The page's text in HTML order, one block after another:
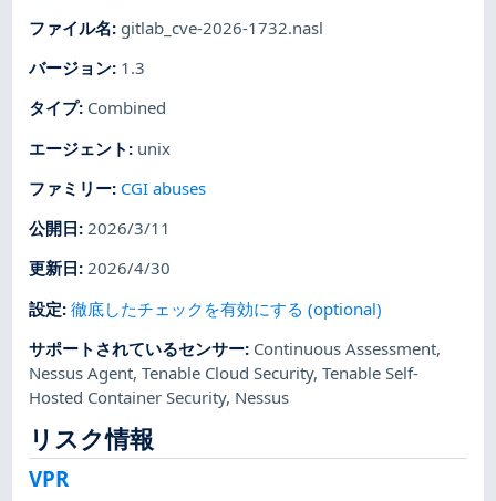
ファイル名: gitlab_cve-2026-1732.nasl
バージョン: 1.3
タイプ: Combined
エージェント : unix
ファミリー: CGI abuses
公開日:2026/3/11
更新日:2026/4/30
設定:徹底したチェックを有効にする (optional)
サポートされているセンサー: Continuous Assessment,
Nessus Agent,Tenable Cloud Security,Tenable Self-
Hosted Container Security, Nessus
リスク情報
VPR